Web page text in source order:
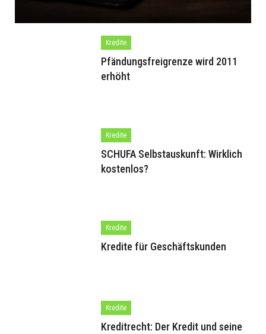
Kredite
Pfändungsfreigrenze wird 2011
erhöht
Kredite
SCHUFA Selbstauskunft: Wirklich
kostenlos?
Kredite
Kredite für Geschäftskunden
Kredite
Kreditrecht: Der Kredit und seine